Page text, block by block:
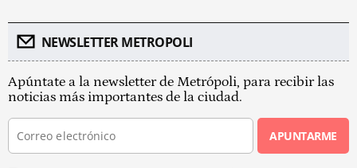
NEWSLETTER METROPOLI
Apúntate a la newsletter de Metrópoli, para recibir las
noticias más importantes de la ciudad.
APUNTARME